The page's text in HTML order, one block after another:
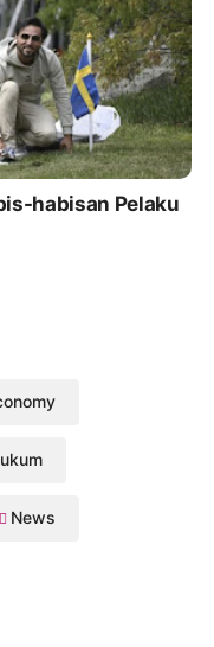
habisan Pelaku
News